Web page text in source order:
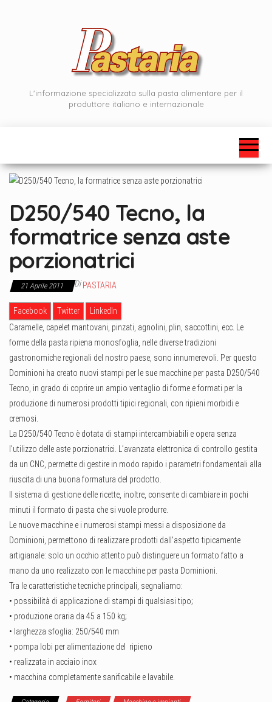
L'informazione specializzata sulla pasta alimentare per il
produttore italiano e internazionale
D250/540 Tecno, la
formatrice senza aste
porzionatrici
21 Aprile 2011 Di PASTARIA
Facebook Twitter
LinkedIn
Caramelle, capelet mantovani, pinzati, agnolini, plin, saccottini, ecc. Le
forme della pasta ripiena monosfoglia, nelle diverse tradizioni
gastronomiche regionali del nostro paese, sono innumerevoli. Per questo
Dominioni ha creato nuovi stampi per le sue macchine per pasta D250/540
Tecno, in grado di coprire un ampio ventaglio di forme e formati per la
produzione di numerosi prodotti tipici regionali, con ripieni morbidi e
cremosi.
La D250/540 Tecno è dotata di stampi intercambiabili e opera senza
l’utilizzo delle aste porzionatrici. L’avanzata elettronica di controllo gestita
da un CNC, permette di gestire in modo rapido i parametri fondamentali alla
riuscita di una buona formatura del prodotto.
Il sistema di gestione delle ricette, inoltre, consente di cambiare in pochi
minuti il formato di pasta che si vuole produrre.
Le nuove macchine e i numerosi stampi messi a disposizione da
Dominioni, permettono di realizzare prodotti dall’aspetto tipicamente
artigianale: solo un occhio attento può distinguere un formato fatto a
mano da uno realizzato con le macchine per pasta Dominioni.
Tra le caratteristiche tecniche principali, segnaliamo:
• possibilità di applicazione di stampi di qualsiasi tipo;
• produzione oraria da 45 a 150 kg;
• larghezza sfoglia: 250/540 mm
• pompa lobi per alimentazione del ripieno
• realizzata in acciaio inox
• macchina completamente sanificabile e lavabile.